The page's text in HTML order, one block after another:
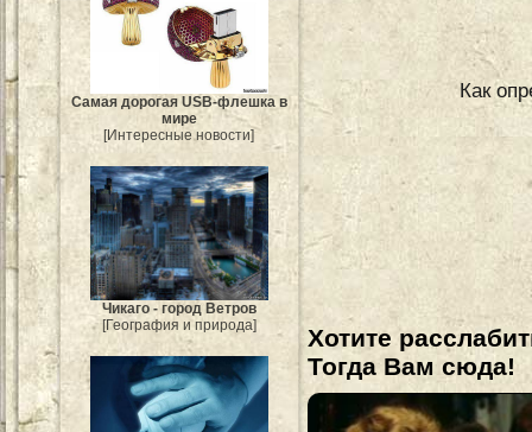
Самая дорогая USB-флешка в
мире
[Интересные новости]
Чикаго - город Ветров
[География и природа]
Как
Хотите
Тогда Вам сюда!